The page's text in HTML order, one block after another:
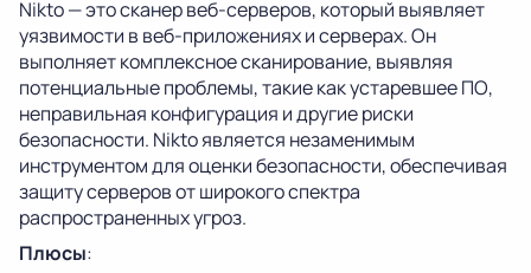
Nikto — это сканер веб-серверов, который выявляет
уязвимости в веб-приложениях и серверах. Он
выполняет комплексное сканирование, выявляя
потенциальные проблемы, такие как устаревшее ПО,
неправильная конфигурация и другие риски
безопасности. Nikto является незаменимым
инструментом для оценки безопасности, обеспечивая
защиту серверов от широкого спектра
распространенных угроз.
Плюсы: